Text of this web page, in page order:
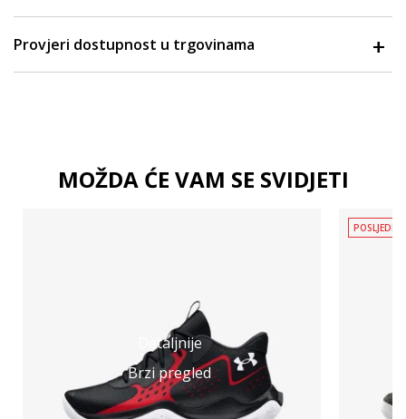
Provjeri dostupnost u trgovinama
MOŽDA ĆE VAM SE SVIDJETI
Detaljnije
Brzi pregled